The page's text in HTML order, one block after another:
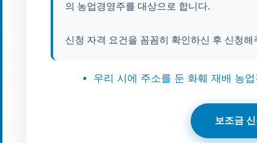
의 농업경영주를 대상으로 합니다.
신청 자격 요건을 꼼꼼히 확인하신 후 신청해
우리 시에 주소를 둔 화훼 재배 농
보조금 신